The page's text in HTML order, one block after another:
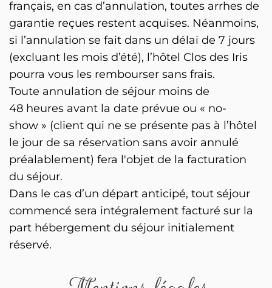
français, en cas d’annulation, toutes arrhes de
garantie reçues restent acquises. Néanmoins,
si l’annulation se fait dans un délai de 7 jours
(excluant les mois d’été), l’hôtel Clos des Iris
pourra vous les rembourser sans frais.
Toute annulation de séjour moins de
48 heures avant la date prévue ou « no-
show » (client qui ne se présente pas à l’hôtel
le jour de sa réservation sans avoir annulé
préalablement) fera l'objet de la facturation
du séjour.
Dans le cas d’un départ anticipé, tout séjour
commencé sera intégralement facturé sur la
part hébergement du séjour initialement
réservé.